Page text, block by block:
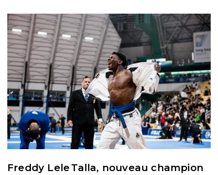
Freddy Lele Talla, nouveau champion